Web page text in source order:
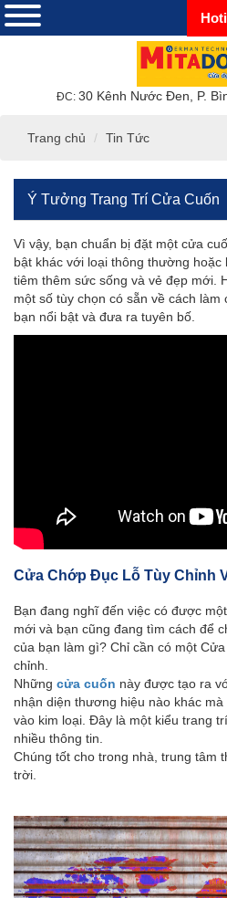
ĐC: 30 Kênh Nước Đen, P.
Trang chủ Tin Tức
Ý Tưởng Trang Trí Cửa Cuốn
Vì vậy, bạn chuẩn bị đặt một cửa
bật khác với loại thông thường hoặc
tiêm thêm sức sống và vẻ đẹp mới.
một số tùy chọn có sẵn về cách làm
bạn nổi bật và đưa ra tuyên bố.
Cửa Chớp Đục Lỗ Tùy Chỉnh
Bạn đang nghĩ đến việc có được
mới và bạn cũng đang tìm cách để
của bạn làm gì? Chỉ cần có một
chỉnh.
Những cửa cuốn này được tạo ra
nhận diện thương hiệu nào khác
vào kim loại. Đây là một kiểu trang
nhiều thông tin.
Chúng tốt cho trong nhà, trung tâm
trời.